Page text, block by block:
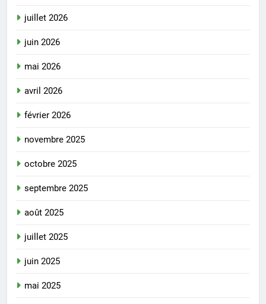
juillet 2026
juin 2026
mai 2026
avril 2026
février 2026
novembre 2025
octobre 2025
septembre 2025
août 2025
juillet 2025
juin 2025
mai 2025